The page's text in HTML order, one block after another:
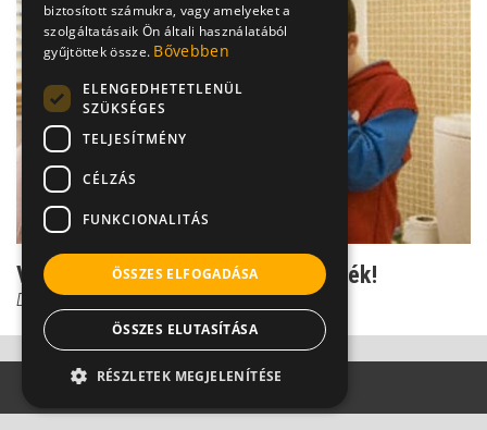
Vírusos hasmenés - nem gyerekjáték!
Dr. Szlávik János
biztosított számukra, vagy amelyeket a
szolgáltatásaik Ön általi használatából
gyűjtöttek össze. Bővebben
ELENGEDHETETLENÜL
SZÜKSÉGES
TELJESÍTMÉNY
CÉLZÁS
FUNKCIONALITÁS
ÖSSZES ELFOGADÁSA
ÖSSZES ELUTASÍTÁSA
RÉSZLETEK MEGJELENÍTÉSE